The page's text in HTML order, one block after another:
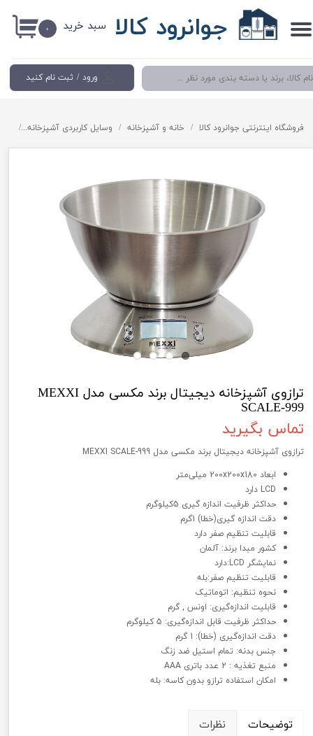
جوانرود کالا
ورود / ثبت نام کنید
حساب کاربری من
تغییر گذر واژه
سفارشات
خروج از حساب کاربری
۰ سبد خرید
فروشگاه اینترنتی جوانرود کالا خانه و آشپزخانه وسایل کاربردی آشپزخانه
ترازوی آشپزخانه دیجیتال برند مکسی مدل MEXXI
SCALE-999
تماس بگیرید
ترازوی آشپزخانه دیجیتال برند مکسی مدل MEXXI SCALE-999
ابعاد 200x200x180 میلی‌متر
LCD دارد
حداکثر ظرفیت اندازه گیری 5کیلوگرم
دقت اندازه گیری(خطا) 1گرم
قابلیت تنظیم صفر دارد
کشور مبدا برند: آلمان
نمایشگر LCD:دارد
قابلیت تنظیم صفر:بله
نحوه تنظیم: اتوماتیک
قابلیت اندازه‌گیری: اونس , گرم
حداکثر ظرفیت قابل اندازه‌گیری: 5 کیلوگرم
دقت اندازه‌گیری (خطا): 1 گرم
جنس بدنه: تمام استیل ضد زنگ
منبع تغذیه : 2 عدد باتری AAA
امکان استفاده ترازو بدون کاسه: بله
توضیحات نظرات